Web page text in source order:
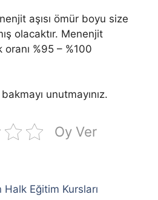
aşısı ömür boyu size
olacaktır. Menenjit
oranı %95 – %100
unutmayınız.
Oy Ver
Halk Eğitim Kursları